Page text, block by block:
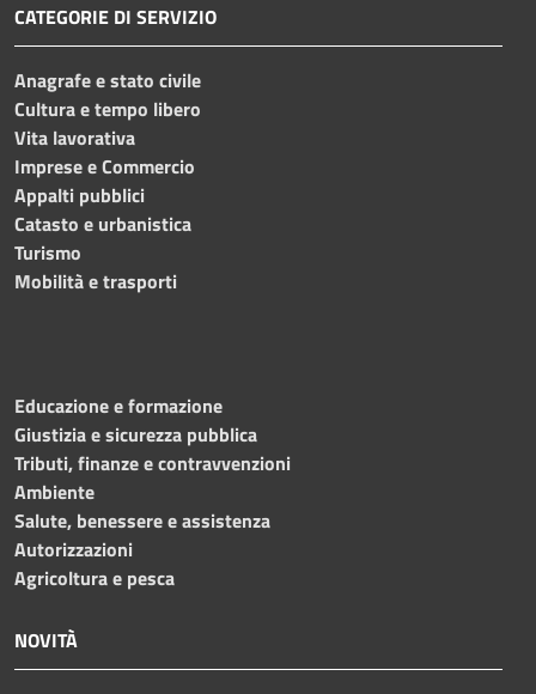
CATEGORIE DI SERVIZIO
Anagrafe e stato civile
Cultura e tempo libero
Vita lavorativa
Imprese e Commercio
Appalti pubblici
Catasto e urbanistica
Turismo
Mobilità e trasporti
Educazione e formazione
Giustizia e sicurezza pubblica
Tributi, finanze e contravvenzioni
Ambiente
Salute, benessere e assistenza
Autorizzazioni
Agricoltura e pesca
NOVITÀ